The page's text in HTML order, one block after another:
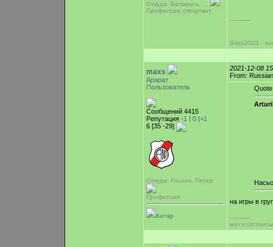
Откуда: Беларусь, …
Профессия: спекулянт
-----------
Sash2003 -
maxs
Арарат
Пользователь
Сообщений 4415
Репутация -1 | 0 |+1
6 [35 -29]
Откуда: Россия, Питер
Профессия:
Катар
2021-12-08
From:
Quote
на игры в
-----------
матч